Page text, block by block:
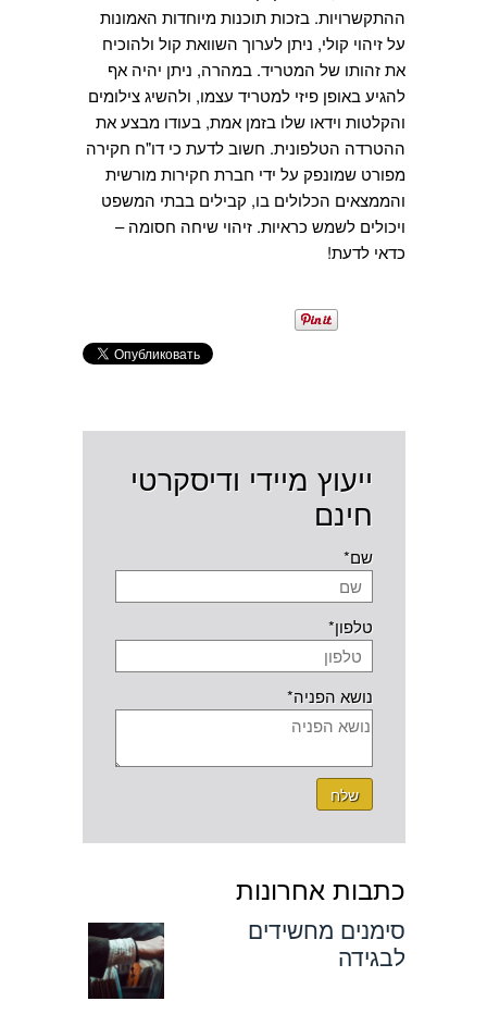
ההתקשרויות. בזכות תוכנות מיוחדות האמונות
על זיהוי קולי, ניתן לערוך השוואת קול ולהוכיח
את זהותו של המטריד. במהרה, ניתן יהיה אף
להגיע באופן פיזי למטריד עצמו, ולהשיג צילומים
והקלטות וידאו שלו בזמן אמת, בעודו מבצע את
ההטרדה הטלפונית. חשוב לדעת כי דו"ח חקירה
מפורט שמונפק על ידי חברת חקירות מורשית
והממצאים הכלולים בו, קבילים בבתי המשפט
ויכולים לשמש כראיות. זיהוי שיחה חסומה –
כדאי לדעת!
ייעוץ מיידי ודיסקרטי
חינם
שם*
טלפון*
נושא הפניה*
שלח
כתבות אחרונות
סימנים מחשידים
לבגידה